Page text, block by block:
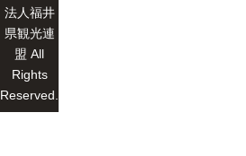
法人福井
県観光連
盟 All
Rights
Reserved.